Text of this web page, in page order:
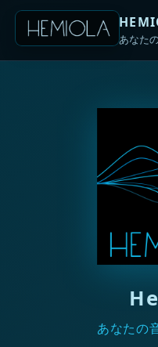
あなた
あなたの